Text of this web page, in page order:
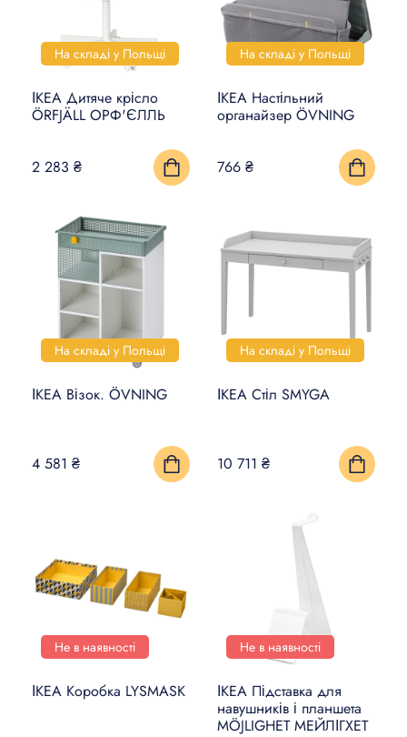
На складі у Польщі
ІКЕА Дитяче крісло
ÖRFJÄLL ОРФ'ЄЛЛЬ
2 283 ₴
На складі у Польщі
ІКЕА Настільний
органайзер ÖVNING
766 ₴
На складі у Польщі
ІКЕА Візок. ÖVNING
4 581 ₴
На складі у Польщі
ІКЕА Стіл SMYGA
10 711 ₴
Не в наявності
ІКЕА Коробка LYSMASK
Не в наявності
ІКЕА Підставка для
навушників і планшета
MÖJLIGHET МЕЙЛІГХЕТ